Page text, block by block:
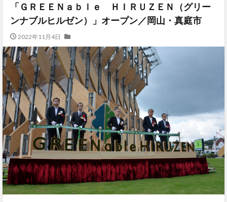
「ＧＲＥＥＮａｂｌｅ ＨＩＲＵＺＥＮ（グリー
ンナブルヒルゼン）」オープン／岡山・真庭市
2022年11月4日